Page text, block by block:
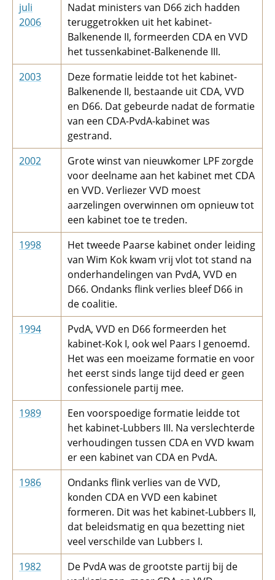
juli
2006
Nadat ministers van D66 zich hadden
teruggetrokken uit het kabinet-
Balkenende II, formeerden CDA en VVD
het tussenkabinet-Balkenende III.
2003
Deze formatie leidde tot het kabinet-
Balkenende II, bestaande uit CDA, VVD
en D66. Dat gebeurde nadat de formatie
van een CDA-PvdA-kabinet was
gestrand.
2002
Grote winst van nieuwkomer LPF zorgde
voor deelname aan het kabinet met CDA
en VVD. Verliezer VVD moest
aarzelingen overwinnen om opnieuw tot
een kabinet toe te treden.
1998
Het tweede Paarse kabinet onder leiding
van Wim Kok kwam vrij vlot tot stand na
onderhandelingen van PvdA, VVD en
D66. Ondanks flink verlies bleef D66 in
de coalitie.
1994
PvdA, VVD en D66 formeerden het
kabinet-Kok I, ook wel Paars I genoemd.
Het was een moeizame formatie en voor
het eerst sinds lange tijd deed er geen
confessionele partij mee.
1989
Een voorspoedige formatie leidde tot
het kabinet-Lubbers III. Na verslechterde
verhoudingen tussen CDA en VVD kwam
er een kabinet van CDA en PvdA.
1986
Ondanks flink verlies van de VVD,
konden CDA en VVD een kabinet
formeren. Dit was het kabinet-Lubbers II,
dat beleidsmatig en qua bezetting niet
veel verschilde van Lubbers I.
1982
De PvdA was de grootste partij bij de